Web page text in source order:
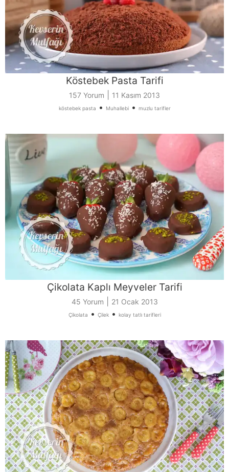
Köstebek Pasta Tarifi
157 Yorum 11 Kasım 2013
köstebek pasta • Muhallebi• muzlu tarifler
Çikolata Kaplı Meyveler Tarifi
45 Yorum 21 Ocak 2013
Çikolata • Çilek• kolay tatlı tarifleri